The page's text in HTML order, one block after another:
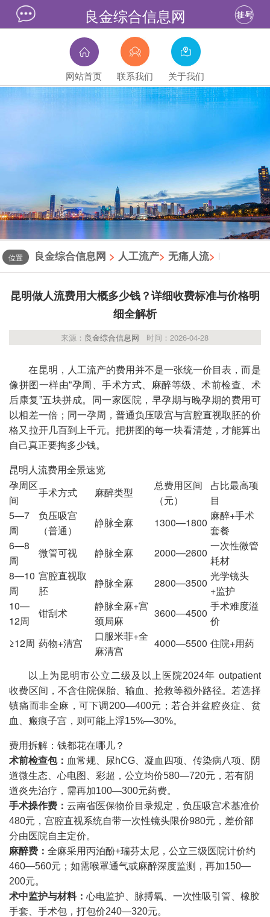
良金综合信息网
网站首页 联系我们 关于我们
位置 良金综合信息网 > 人工流产>无痛人流> |
昆明做人流费用大概多少钱？详细收费标准与价格明
细全解析
来源： 良金综合信息网 时间：2026-04-28
在昆明，人工流产的费用并不是一张统一价目表，而是
像拼图一样由“孕周、手术方式、麻醉等级、术前检查、术
后康复”五块拼成。同一家医院，早孕期与晚孕期的费用可
以相差一倍；同一孕周，普通负压吸宫与宫腔直视取胚的价
格又拉开几百到上千元。把拼图的每一块看清楚，才能算出
自己真正要掏多少钱。
昆明人流费用全景速览
孕周区
间
手术方式 麻醉类型
总费用区间
（元）
占比最高项
目
5—7
周
负压吸宫
（普通）
静脉全麻 1300—1800
麻醉+手术
套餐
6—8
周
微管可视 静脉全麻 2000—2600
一次性微管
耗材
8—10
周
宫腔直视取
胚
静脉全麻 2800—3500
光学镜头
+监护
10—
12周
钳刮术
静脉全麻+宫
颈局麻
3600—4500
手术难度溢
价
≥12周 药物+清宫
口服米菲+全
麻清宫
4000—5500 住院+用药
以上为昆明市公立二级及以上医院2024年 outpatient
收费区间，不含住院保胎、输血、抢救等额外路径。若选择
镇痛而非全麻，可下调200—400元；若合并盆腔炎症、贫
血、瘢痕子宫，则可能上浮15%—30%。
费用拆解：钱都花在哪儿？
术前检查包： 血常规、尿hCG、凝血四项、传染病八项、阴
道微生态、心电图、彩超，公立均价580—720元，若有阴
道炎先治疗，需再加100—300元药费。
手术操作费：云南省医保物价目录规定，负压吸宫术基准价
480元，宫腔直视系统自带一次性镜头限价980元，差价部
分由医院自主定价。
麻醉费：全麻采用丙泊酚+瑞芬太尼，公立三级医院计价约
460—560元；如需喉罩通气或麻醉深度监测，再加150—
200元。
术中监护与材料：心电监护、脉搏氧、一次性吸引管、橡胶
手套、手术包，打包价240—320元。